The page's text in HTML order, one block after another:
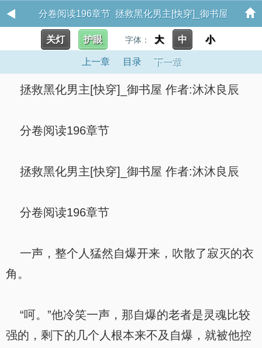
分卷阅读196章节 拯救黑化男主[快穿]_御书屋
关灯 护眼 字体： 大 中 小
上一章 目录 下一章
拯救黑化男主[快穿]_御书屋 作者:沐沐良辰
分卷阅读196章节
拯救黑化男主[快穿]_御书屋 作者:沐沐良辰
分卷阅读196章节
一声，整个人猛然自爆开来，吹散了寂灭的衣
角。
“呵。”他冷笑一声，那自爆的老者是灵魂比较
强的，剩下的几个人根本来不及自爆，就被他控